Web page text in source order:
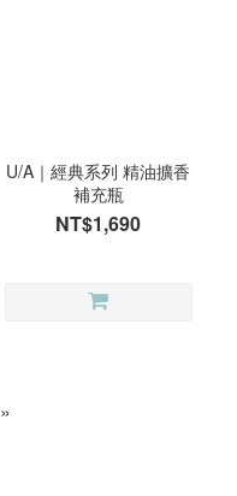
U/A｜經典系列 精油擴香
補充瓶
NT$1,690
»